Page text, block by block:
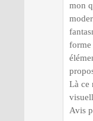
mon
forme
Là ce
Avis